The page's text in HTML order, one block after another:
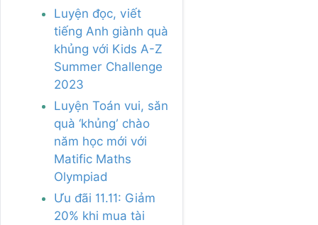
Luyện đọc, viết
tiếng Anh giành quà
khủng với Kids A-Z
Summer Challenge
2023
Luyện Toán vui, săn
quà ‘khủng’ chào
năm học mới với
Matific Maths
Olympiad
Ưu đãi 11.11: Giảm
20% khi mua tài